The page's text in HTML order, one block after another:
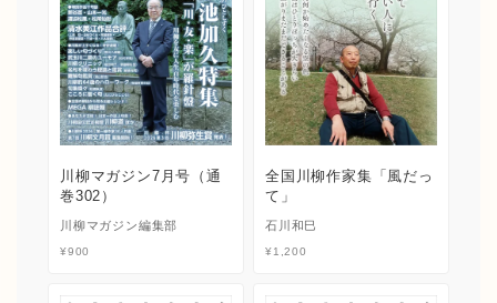
川柳マガジン7月号（通
巻302）
川柳マガジン編集部
¥900
全国川柳作家集「風だっ
て」
石川和巳
¥1,200